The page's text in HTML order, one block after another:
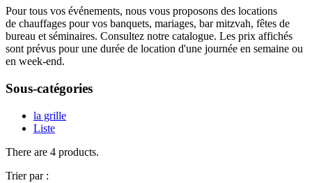
Pour tous vos événements, nous vous proposons des locations
de chauffages pour vos banquets, mariages, bar mitzvah, fêtes de
bureau et séminaires. Consultez notre catalogue. Les prix affichés
sont prévus pour une durée de location d'une journée en semaine ou
en week-end.
Sous-catégories
la grille
Liste
There are 4 products.
Trier par :